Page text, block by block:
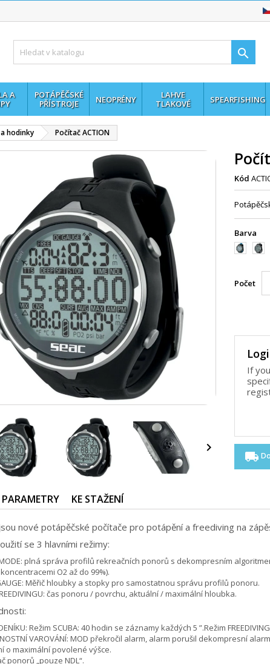

A
POTÁPĚČSKÉ
PŘÍSTROJE
NEOPRÉNY
LAHVE
TLAKOVÉ
SPEARFISHING
hodinky Počítač ACTION

Kód
Barva
černá/
Počet
If
local_shipping
PARAMETRY KE STAŽENÍ
nové potápěčské počítače pro potápění a freediving na
se 3 hlavními režimy:
plná správa profilů rekreačních ponorů s dekompresním
O2 až do 99%).
Měřič hloubky a stopky pro samostatnou správu profilů ponoru.
čas ponoru / povrchu, aktuální / maximální hloubka.
Režim SCUBA: 40 hodin se záznamy každých 5 ”.Režim
VAROVÁNÍ: MOD překročil alarm, alarm porušil dekompresní
o maximální povolené výšce.
ponorů „pouze NDL“.